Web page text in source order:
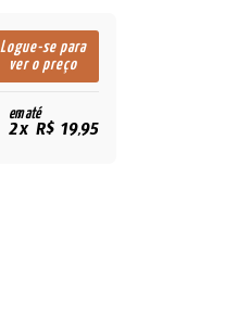
Logue-se para
ver o preço
em até
2x R$ 19,95